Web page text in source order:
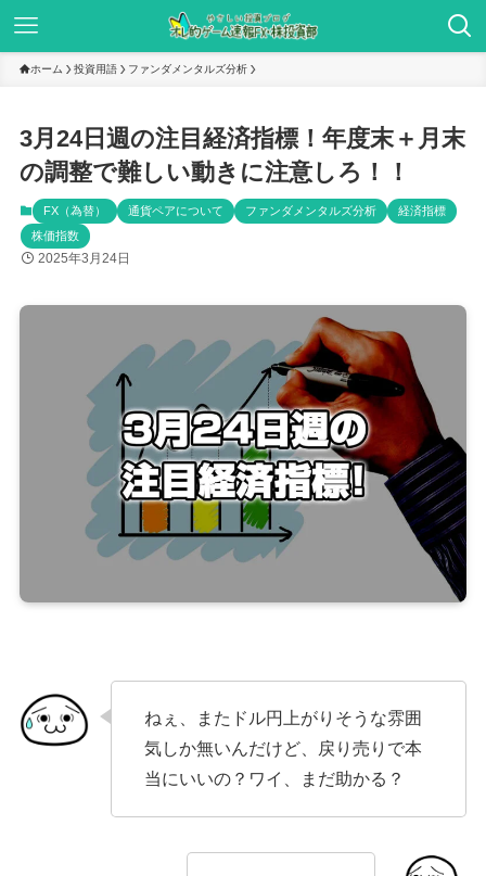
ホーム 投資用語 ファンダメンタルズ分析
3月24日週の注目経済指標！年度末＋月末
の調整で難しい動きに注意しろ！！
FX（為替） 通貨ペアについて ファンダメンタルズ分析
経済指標
株価指数
2025年3月24日
ねぇ、またドル円上がりそうな雰囲
気しか無いんだけど、戻り売りで本
当にいいの？ワイ、まだ助かる？